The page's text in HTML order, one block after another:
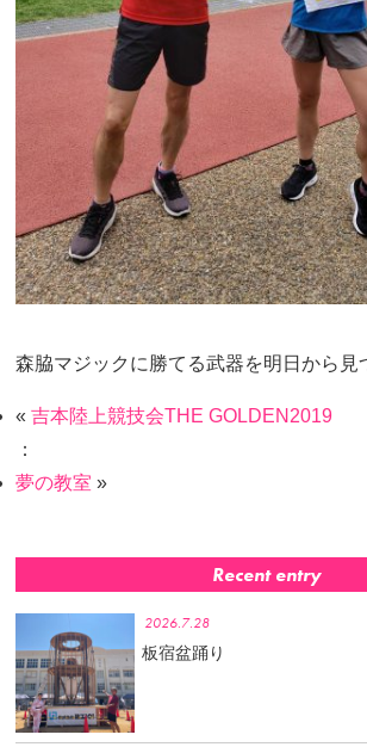
森脇マジックに勝てる武器を明日から見
«吉本陸上競技会THE GOLDEN2019
：
夢の教室 »
Recent entry
2026.7.28
板宿盆踊り